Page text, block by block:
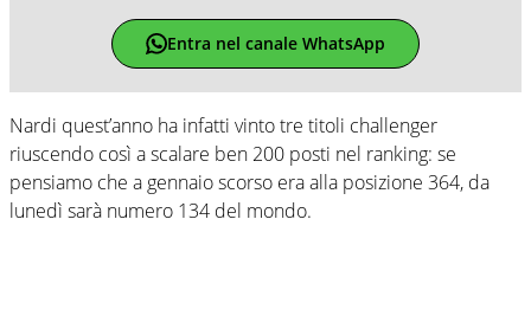
Entra nel canale WhatsApp
Nardi quest’anno ha infatti vinto tre titoli challenger
riuscendo così a scalare ben 200 posti nel ranking: se
pensiamo che a gennaio scorso era alla posizione 364, da
lunedì sarà numero 134 del mondo.